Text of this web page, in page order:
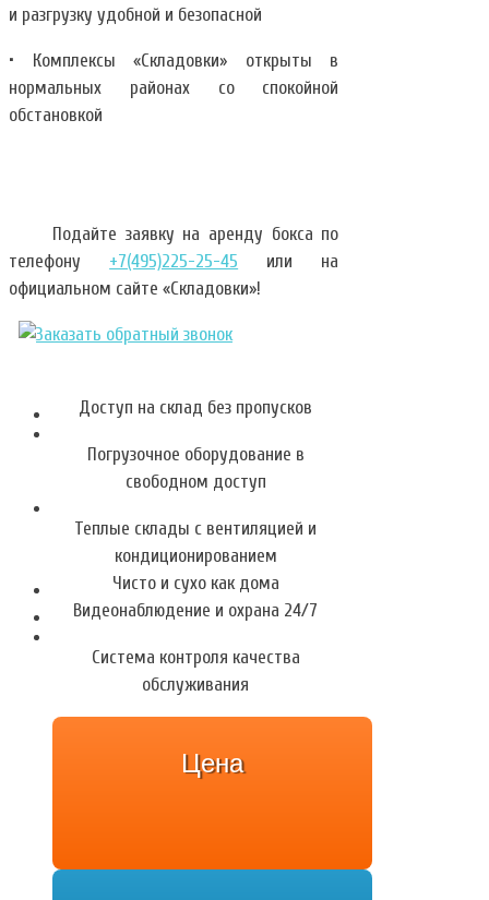
и разгрузку удобной и безопасной
• Комплексы «Складовки» открыты в
нормальных районах со спокойной
обстановкой
Подайте заявку на аренду бокса по
телефону +7(495)225-25-45 или на
официальном сайте «Складовки»!
Доступ на склад без пропусков
Погрузочное оборудование в
свободном доступ
Теплые склады с вентиляцией и
кондиционированием
Чисто и сухо как дома
Видеонаблюдение и охрана 24/7
Система контроля качества
обслуживания
Цена